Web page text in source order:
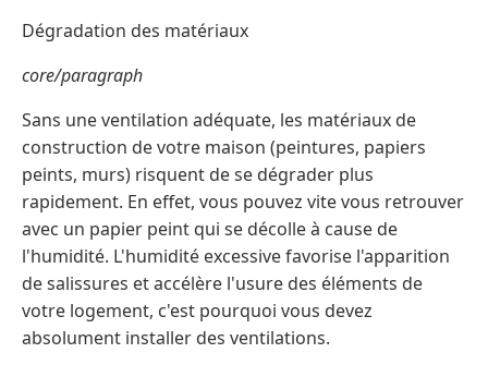
Dégradation des matériaux
core/paragraph
Sans une ventilation adéquate, les matériaux de
construction de votre maison (peintures, papiers
peints, murs) risquent de se dégrader plus
rapidement. En effet, vous pouvez vite vous retrouver
avec un papier peint qui se décolle à cause de
l'humidité. L'humidité excessive favorise l'apparition
de salissures et accélère l'usure des éléments de
votre logement, c'est pourquoi vous devez
absolument installer des ventilations.